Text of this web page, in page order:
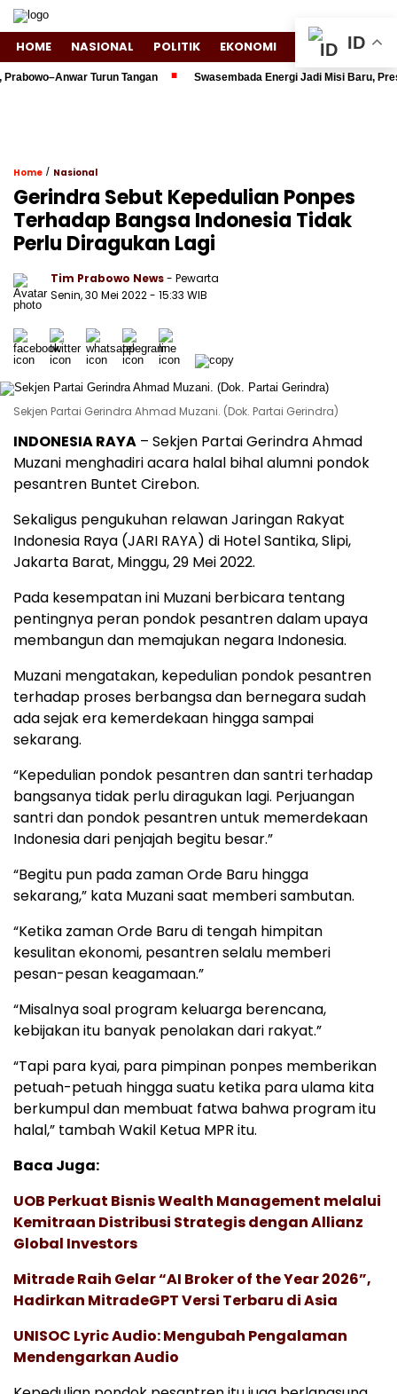
HOME NASIONAL POLITIK EKONOMI ENTERTAINMENT
Turun Tangan Swasembada Energi Jadi Misi Baru,
Home / Nasional
Gerindra Sebut Kepedulian Ponpes
Terhadap Bangsa Indonesia Tidak
Perlu Diragukan Lagi
Tim Prabowo News- Pewarta
Senin, 30 Mei 2022 - 15:33 WIB
Sekjen Partai Gerindra Ahmad Muzani. (Dok. Partai Gerindra)
INDONESIA RAYA – Sekjen Partai Gerindra Ahmad
Muzani menghadiri acara halal bihal alumni pondok
pesantren Buntet Cirebon.
Sekaligus pengukuhan relawan Jaringan Rakyat
Indonesia Raya (JARI RAYA) di Hotel Santika, Slipi,
Jakarta Barat, Minggu, 29 Mei 2022.
Pada kesempatan ini Muzani berbicara tentang
pentingnya peran pondok pesantren dalam upaya
membangun dan memajukan negara Indonesia.
Muzani mengatakan, kepedulian pondok pesantren
terhadap proses berbangsa dan bernegara sudah
ada sejak era kemerdekaan hingga sampai
sekarang.
“Kepedulian pondok pesantren dan santri terhadap
bangsanya tidak perlu diragukan lagi. Perjuangan
santri dan pondok pesantren untuk memerdekaan
Indonesia dari penjajah begitu besar.”
“Begitu pun pada zaman Orde Baru hingga
sekarang,” kata Muzani saat memberi sambutan.
“Ketika zaman Orde Baru di tengah himpitan
kesulitan ekonomi, pesantren selalu memberi
pesan-pesan keagamaan.”
“Misalnya soal program keluarga berencana,
kebijakan itu banyak penolakan dari rakyat.”
“Tapi para kyai, para pimpinan ponpes memberikan
petuah-petuah hingga suatu ketika para ulama kita
berkumpul dan membuat fatwa bahwa program itu
halal,” tambah Wakil Ketua MPR itu.
Baca Juga:
UOB Perkuat Bisnis Wealth Management melalui
Kemitraan Distribusi Strategis dengan Allianz
Global Investors
Mitrade Raih Gelar “AI Broker of the Year 2026”,
Hadirkan MitradeGPT Versi Terbaru di Asia
UNISOC Lyric Audio: Mengubah Pengalaman
Mendengarkan Audio
ID